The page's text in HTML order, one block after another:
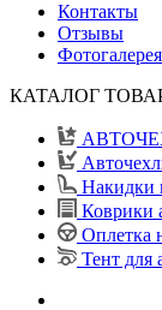
Контакты
Отзывы
Фотогалерея
КАТАЛОГ
Накидки
Коврики
Оплетка
Тент для